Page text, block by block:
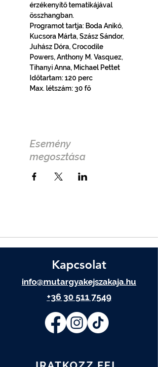
érzékenyítő tematikájával
összhangban.
Programot tartja: Boda Anikó,
Kucsora Márta, Szász Sándor,
Juhász Dóra, Crocodile
Powers, Anthony M. Vasquez,
Tihanyi Anna, Michael Pettet
Időtartam: 120 perc
Max. létszám: 30 fő
Esemény
megosztása
Kapcsolat
info@mutargyakejszakaja.hu
+36 30 511 7549